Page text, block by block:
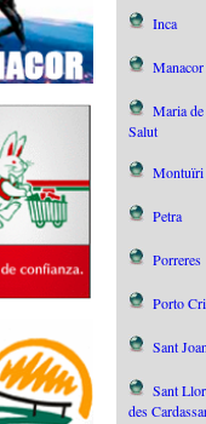
Inca
Manacor
Maria
Salut
Montuïri
Petra
Porreres
Porto
Sant Joan
Sant
des